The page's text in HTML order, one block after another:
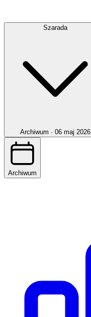
Szarada
Archiwum · 06 maj 2026
Archiwum